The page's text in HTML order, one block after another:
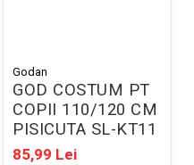
Godan
GOD COSTUM PT
COPII 110/120 CM
PISICUTA SL-KT11
85,99 Lei